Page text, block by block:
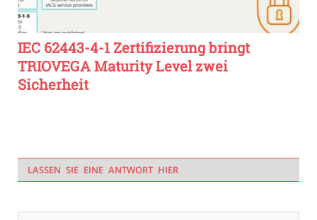
IEC 62443-4-1 Zertifizierung bringt
TRIOVEGA Maturity Level zwei
Sicherheit
LASSEN SIE EINE ANTWORT HIER